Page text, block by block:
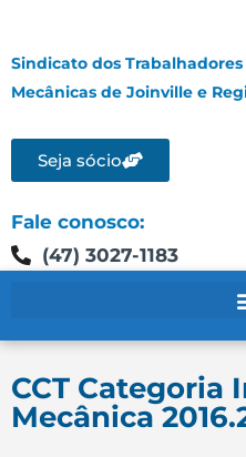
Sindicato dos
Mecânicas de Joinville e
Seja sócio
Fale conosco:
(47) 3027-1183
CCT Categoria
Mecânica